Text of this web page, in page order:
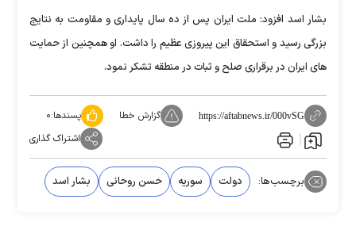
بشار اسد افزود: ملت ایران پس از ده سال پایداری و مقاومت به نتایج
بزرگی رسید و استحقاق این پیروزی عظیم را داشت. او همچنین از حمایت
های ایران در برقراری صلح و ثبات در منطقه تشکر نمود.
https://aftabnews.ir/000vSG گزارش خطا پسندها:۰
اشتراک گذاری
برچسب‌ها: دولت سوریه حسن روحانی بشار اسد